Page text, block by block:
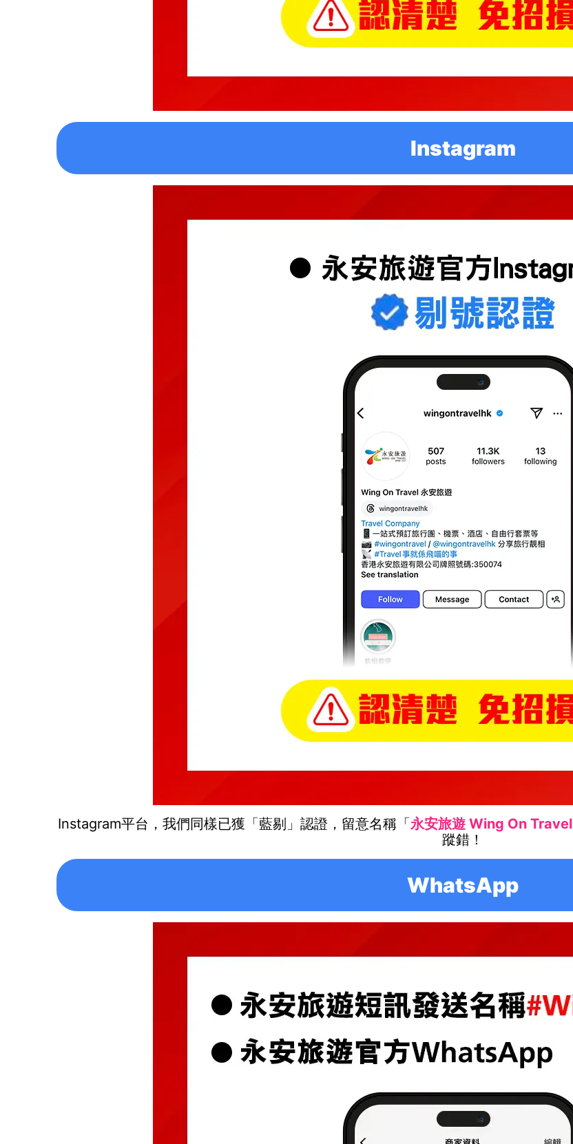
Instagram
Instagram平台，我們同樣已獲「藍剔」認證，留意名稱「永安旅遊 Wing On Travel
蹤錯！
WhatsApp